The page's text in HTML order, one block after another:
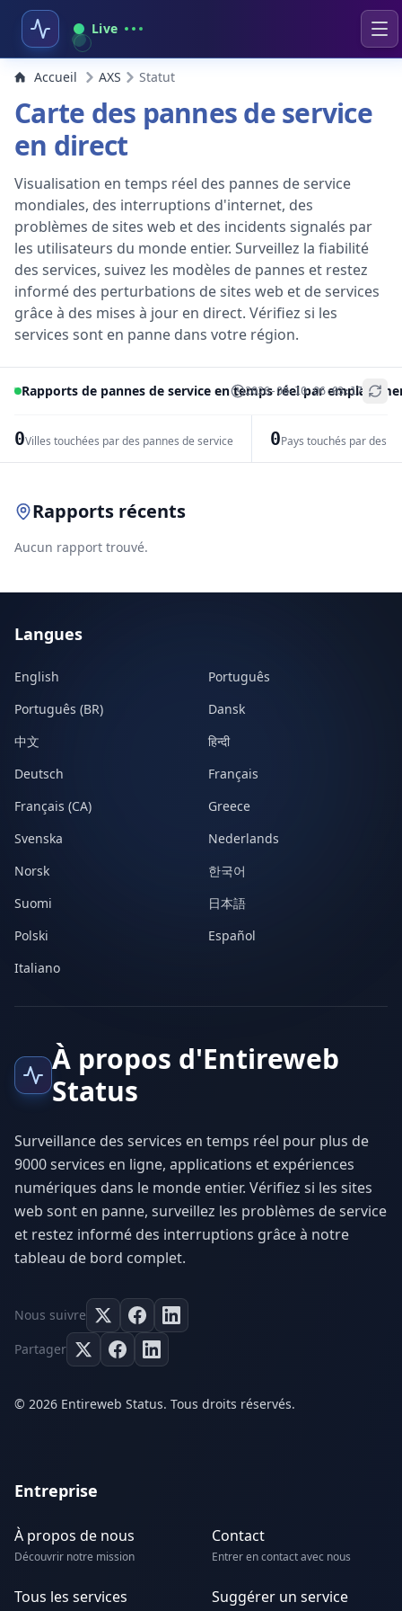
Live
Accueil AXS Statut
Carte des pannes de service
en direct
Visualisation en temps réel des pannes de service
mondiales, des interruptions d'internet, des
problèmes de sites web et des incidents signalés par
les utilisateurs du monde entier. Surveillez la fiabilité
des services, suivez les modèles de pannes et restez
informé des perturbations de sites web et de services
grâce à des mises à jour en direct. Vérifiez si les
services sont en panne dans votre région.
Rapports de pannes de service en temps réel par
2026-08-10 06:03:17
0Villes touchées par des pannes de service 0Pays touchés par des
+
Rapports récents
Aucun rapport trouvé.
Langues
English
Português
Português (BR)
Dansk
中文
हिन्दी
Deutsch
Français
Français (CA)
Greece
Svenska
Nederlands
Norsk
한국어
Suomi
日本語
Polski
Español
Italiano
À propos d'Entireweb
Status
Surveillance des services en temps réel pour plus de
9000 services en ligne, applications et expériences
numériques dans le monde entier. Vérifiez si les sites
web sont en panne, surveillez les problèmes de service
et restez informé des interruptions grâce à notre
tableau de bord complet.
Nous suivre
Partager
© 2026 Entireweb Status. Tous droits réservés.
Entreprise
À propos de nous
Découvrir notre mission
Contact
Entrer en contact avec nous
Tous les services Suggérer un service